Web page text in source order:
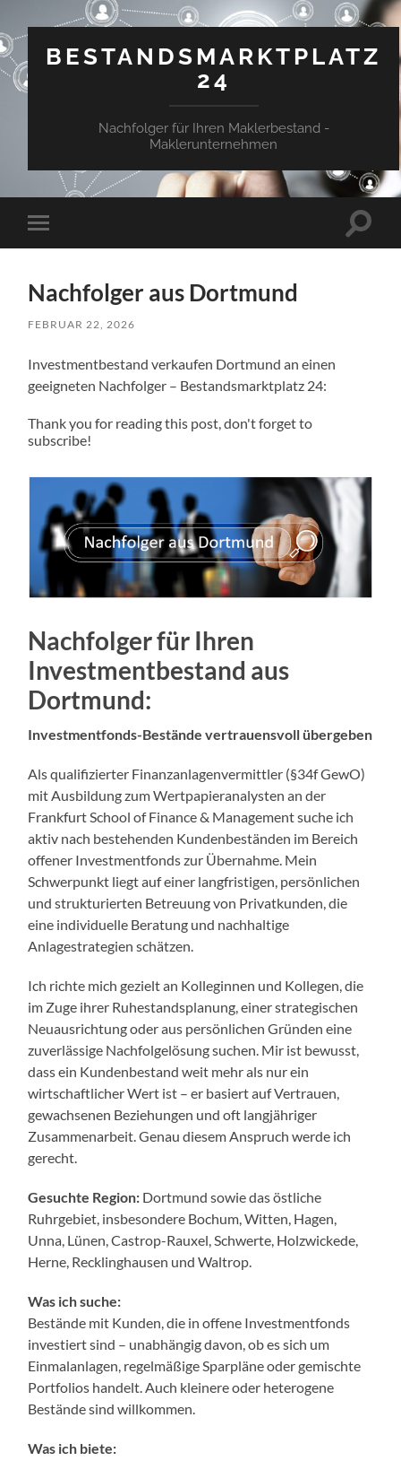
BESTANDSMARKTPLATZ
24
Nachfolger für Ihren Maklerbestand -
Maklerunternehmen
Mobile-
Menü
Nachfolger aus Dortmund
FEBRUAR 22, 2026
Investmentbestand verkaufen Dortmund an einen
geeigneten Nachfolger – Bestandsmarktplatz 24:
Thank you for reading this post, don't forget to
subscribe!
Nachfolger für Ihren
Investmentbestand aus
Dortmund:
Investmentfonds-Bestände vertrauensvoll übergeben
Als qualifizierter Finanzanlagenvermittler (§34f GewO)
mit Ausbildung zum Wertpapieranalysten an der
Frankfurt School of Finance & Management suche ich
aktiv nach bestehenden Kundenbeständen im Bereich
offener Investmentfonds zur Übernahme. Mein
Schwerpunkt liegt auf einer langfristigen, persönlichen
und strukturierten Betreuung von Privatkunden, die
eine individuelle Beratung und nachhaltige
Anlagestrategien schätzen.
Ich richte mich gezielt an Kolleginnen und Kollegen, die
im Zuge ihrer Ruhestandsplanung, einer strategischen
Neuausrichtung oder aus persönlichen Gründen eine
zuverlässige Nachfolgelösung suchen. Mir ist bewusst,
dass ein Kundenbestand weit mehr als nur ein
wirtschaftlicher Wert ist – er basiert auf Vertrauen,
gewachsenen Beziehungen und oft langjähriger
Zusammenarbeit. Genau diesem Anspruch werde ich
gerecht.
Gesuchte Region: Dortmund sowie das östliche
Ruhrgebiet, insbesondere Bochum, Witten, Hagen,
Unna, Lünen, Castrop-Rauxel, Schwerte, Holzwickede,
Herne, Recklinghausen und Waltrop.
Was ich suche:
Bestände mit Kunden, die in offene Investmentfonds
investiert sind – unabhängig davon, ob es sich um
Einmalanlagen, regelmäßige Sparpläne oder gemischte
Portfolios handelt. Auch kleinere oder heterogene
Bestände sind willkommen.
Was ich biete: